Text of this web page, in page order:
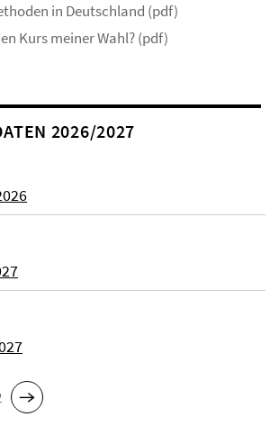
in Deutschland (pdf)
Kurs meiner Wahl? (pdf)
2026/2027